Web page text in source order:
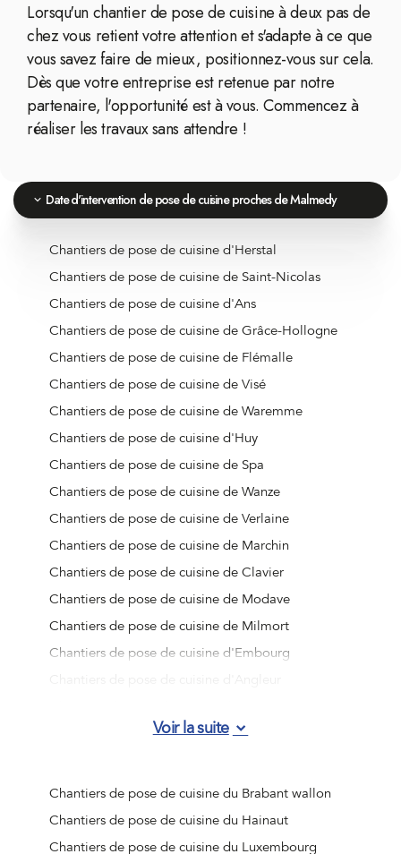
Lorsqu'un chantier de pose de cuisine à deux pas de
chez vous retient votre attention et s'adapte à ce que
vous savez faire de mieux, positionnez-vous sur cela.
Dès que votre entreprise est retenue par notre
partenaire, l'opportunité est à vous. Commencez à
réaliser les travaux sans attendre !
Date d'intervention de pose de cuisine proches de Malmedy
Chantiers de pose de cuisine d'Herstal
Chantiers de pose de cuisine de Saint-Nicolas
Chantiers de pose de cuisine d'Ans
Chantiers de pose de cuisine de Grâce-Hollogne
Chantiers de pose de cuisine de Flémalle
Chantiers de pose de cuisine de Visé
Chantiers de pose de cuisine de Waremme
Chantiers de pose de cuisine d'Huy
Chantiers de pose de cuisine de Spa
Chantiers de pose de cuisine de Wanze
Chantiers de pose de cuisine de Verlaine
Chantiers de pose de cuisine de Marchin
Chantiers de pose de cuisine de Clavier
Chantiers de pose de cuisine de Modave
Chantiers de pose de cuisine de Milmort
Chantiers de pose de cuisine d'Embourg
Chantiers de pose de cuisine d'Ougrée
Chantiers de pose de cuisine de Nandrin
Chantiers de pose de cuisine de Liège (Jupille-sur-
Meuse)
Voir la suite
Chantiers de pose de cuisine du Brabant wallon
Chantiers de pose de cuisine du Hainaut
Chantiers de pose de cuisine du Luxembourg